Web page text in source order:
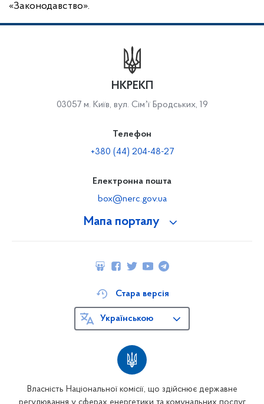
«Законодавство».
Мапа порталу
НКРЕКП
03057 м. Київ, вул. Сімʼї Бродських, 19
Телефон
+380 (44) 204-48-27
Електронна пошта
box@nerc.gov.ua
Власність Національної комісії, що здійснює державне
Стара версія
Українською